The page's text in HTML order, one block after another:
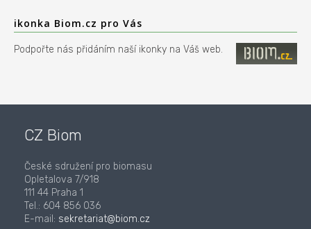
ikonka Biom.cz pro Vás
Podpořte nás přidáním naší ikonky na Váš web.
CZ Biom
České sdružení pro biomasu
Opletalova 7/918
111 44 Praha 1
Tel.: 604 856 036
E-mail: sekretariat@biom.cz